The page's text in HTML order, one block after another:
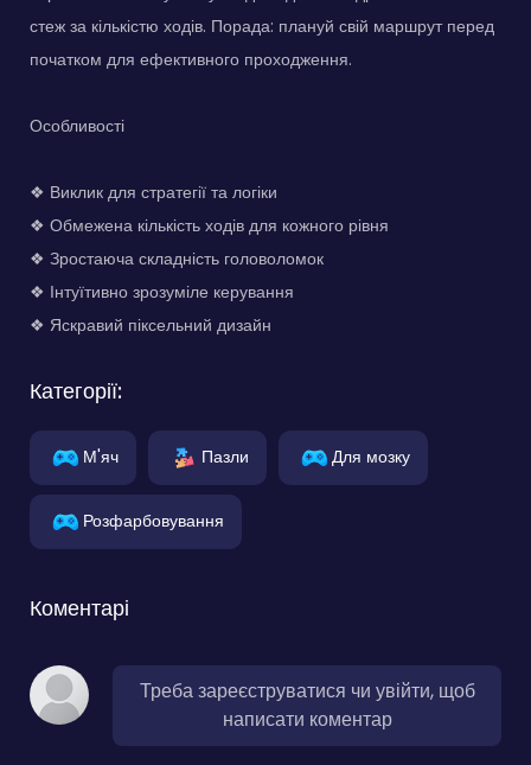
стеж за кількістю ходів. Порада: плануй свій маршрут перед
початком для ефективного проходження.
Особливості
❖ Виклик для стратегії та логіки
❖ Обмежена кількість ходів для кожного рівня
❖ Зростаюча складність головоломок
❖ Інтуїтивно зрозуміле керування
❖ Яскравий піксельний дизайн
Категорії:
М'яч Пазли Для мозку
Розфарбовування
Коментарі
Треба зареєструватися чи увійти, щоб
написати коментар